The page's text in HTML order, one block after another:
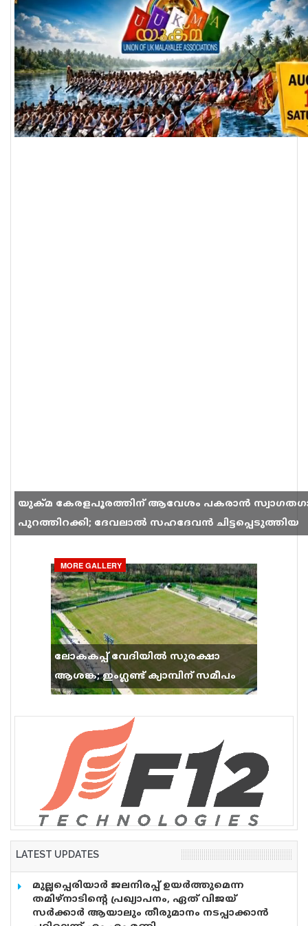
യുക്മ കേരളപൂരത്തിന് ആവേശം പകരാൻ
പുറത്തിറക്കി; ദേവലാൽ സഹദേവൻ ചിട്ടപ്പെടുത്തിയ
MORE GALLERY
ലോകകപ്പ് വേദിയിൽ സുരക്ഷാ
ആശങ്ക; ഇംഗ്ലണ്ട് ക്യാമ്പിന് സമീപം
വെടിവെപ്പ്, 9 പേർക്ക് പരിക്ക്
LATEST UPDATES
മുല്ലപ്പെരിയാർ ജലനിരപ്പ് ഉയർത്തുമെന്ന
തമിഴ്നാടിന്റെ പ്രഖ്യാപനം, ഏത് വിജയ്
സർക്കാർ ആയാലും തീരുമാനം നടപ്പാക്കാൻ